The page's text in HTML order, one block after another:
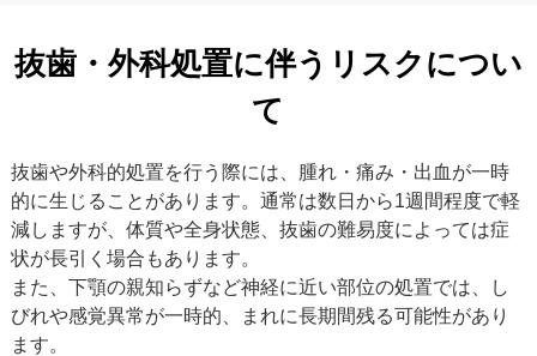
抜歯・外科処置に伴うリスクについ
て
抜歯や外科的処置を行う際には、腫れ・痛み・出血が一時
的に生じることがあります。通常は数日から1週間程度で軽
減しますが、体質や全身状態、抜歯の難易度によっては症
状が長引く場合もあります。
また、下顎の親知らずなど神経に近い部位の処置では、し
びれや感覚異常が一時的、まれに長期間残る可能性があり
ます。